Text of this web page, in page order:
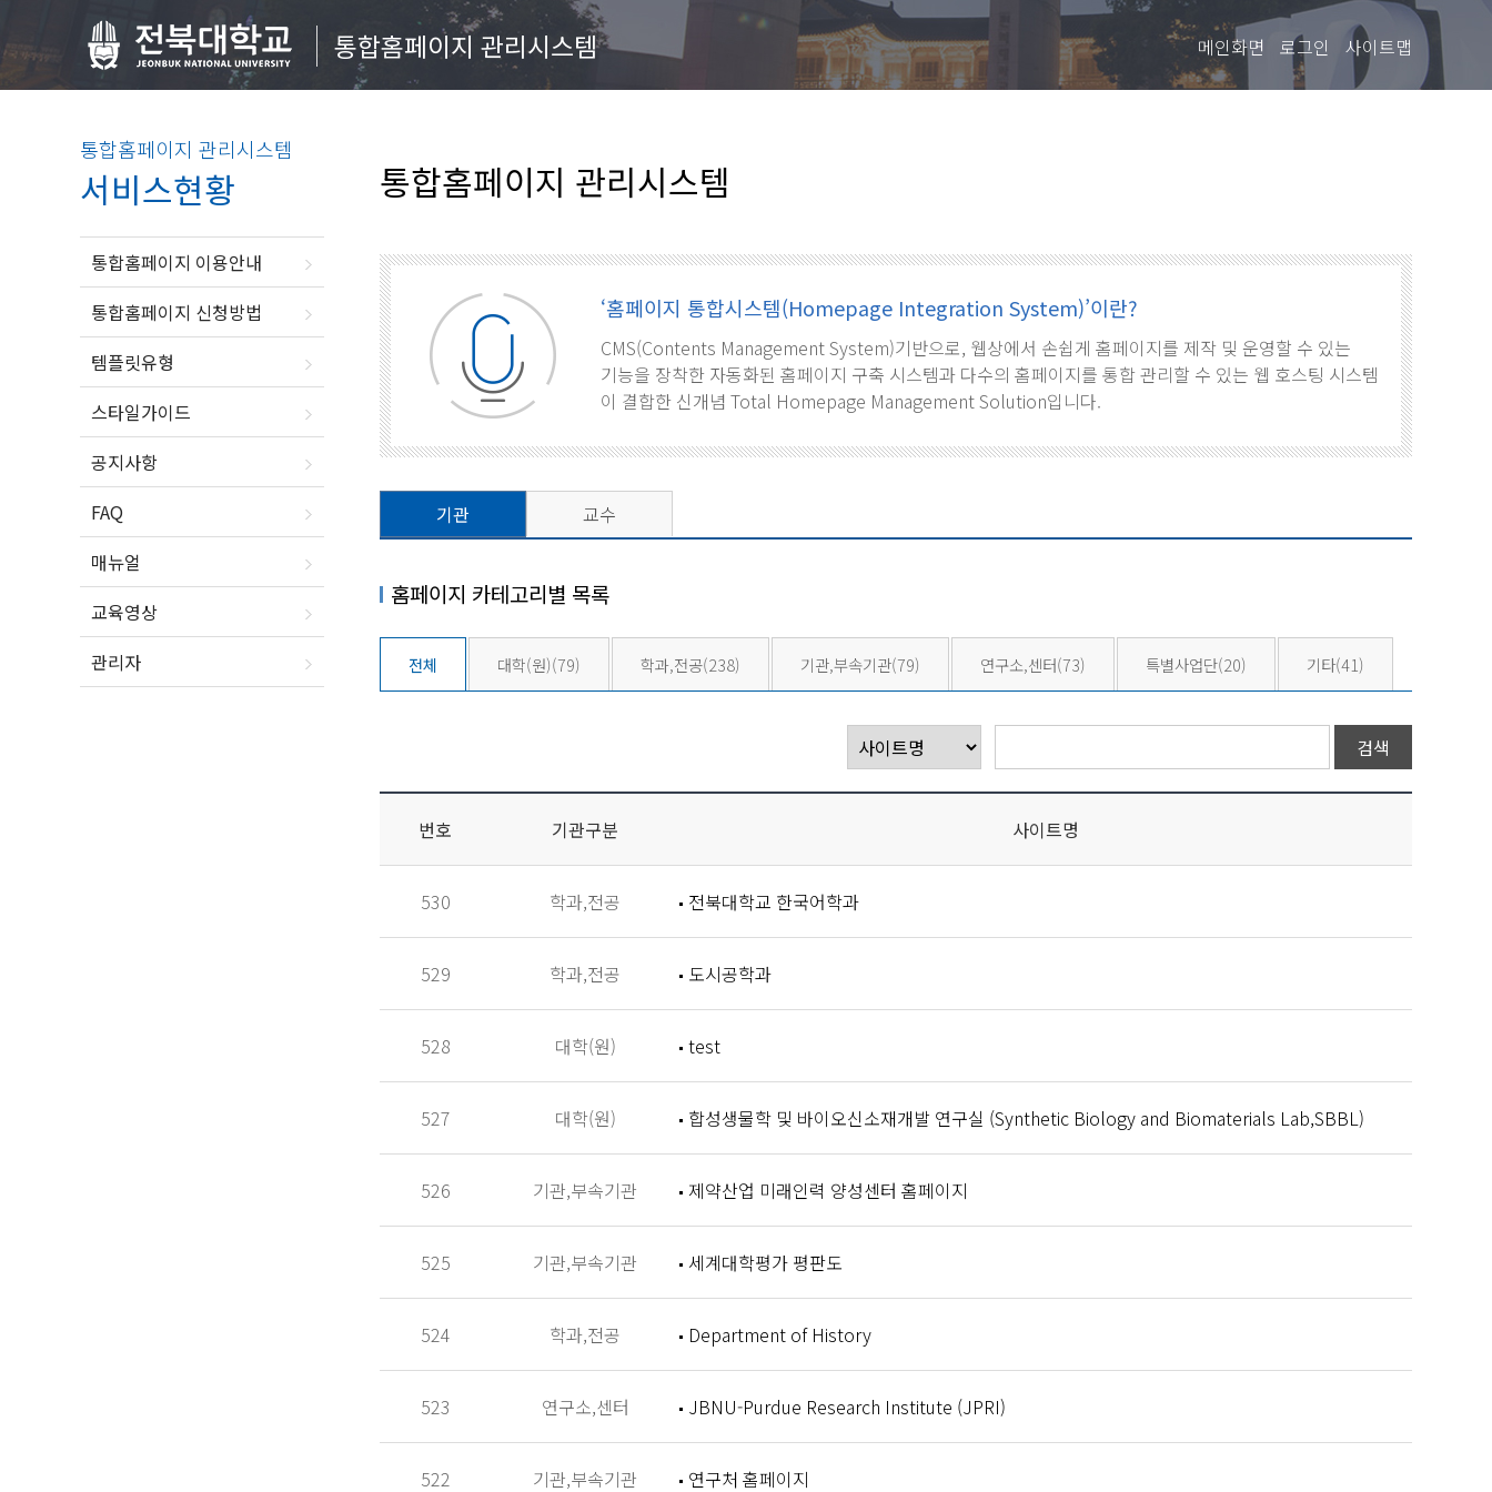
통합홈페이지 관리시스템 메인화면 로그인 사이트맵
통합홈페이지 관리시스템
서비스현황
통합홈페이지 이용안내
통합홈페이지 신청방법
템플릿유형
스타일가이드
공지사항
FAQ
매뉴얼
교육영상
관리자
통합홈페이지 관리시스템
‘홈페이지 통합시스템(Homepage Integration System)’이란?
CMS(Contents Management System)기반으로, 웹상에서 손쉽게 홈페이지를 제작 및 운영할 수 있는
기능을 장착한 자동화된 홈페이지 구축 시스템과 다수의 홈페이지를 통합 관리할 수 있는 웹 호스팅 시스템
이 결합한 신개념 Total Homepage Management Solution입니다.
기관 교수
홈페이지 카테고리별 목록
전체 대학(원)(79) 학과,전공(238) 기관,부속기관(79) 연구소,센터(73) 특별사업단(20) 기타(41)
번호 기관구분 사이트명
530 학과,전공 전북대학교 한국어학과
529 학과,전공 도시공학과
528 대학(원) test
527 대학(원) 합성생물학 및 바이오신소재개발 연구실 (Synthetic Biology and Biomaterials Lab,SBBL)
526 기관,부속기관 제약산업 미래인력 양성센터 홈페이지
525 기관,부속기관 세계대학평가 평판도
524 학과,전공 Department of History
523 연구소,센터 JBNU-Purdue Research Institute (JPRI)
522 기관,부속기관 연구처 홈페이지